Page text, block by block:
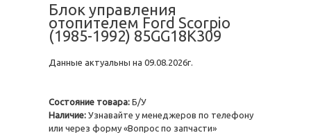
Блок управления
отопителем Ford Scorpio
(1985-1992) 85GG18K309
Данные актуальны на 09.08.2026г.
Состояние товара: Б/У
Наличие: Узнавайте у менеджеров по телефону
или через форму «Вопрос по запчасти»